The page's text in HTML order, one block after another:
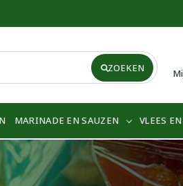
ZOEKEN
MARINADE EN SAUZEN VLEES